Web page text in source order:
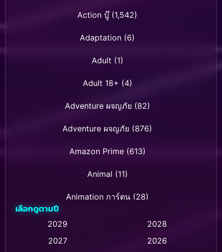
Action บู๊(1,542)
Adaptation (6)
Adult (1)
Adult 18+ (4)
Adventure ผจญภัย (82)
Adventure ผจญภัย (876)
Amazon Prime(613)
Animal (11)
Animation การ์ตูน (28)
Animation การ์ตูน (236)
Animation การ์ตูน (32)
เลือกดูตามปี
2029
2028
2027
2026